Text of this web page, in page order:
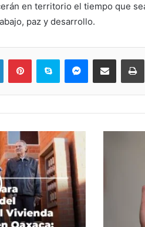
en territorio el tiempo que
paz y desarrollo.
LinkedInPinterestSkype Messenger
Compartir via correo